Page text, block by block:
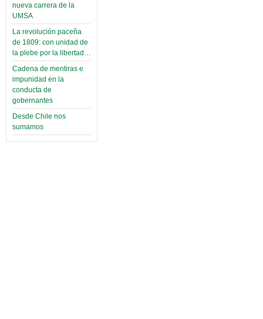
nueva carrera de la
UMSA
La revolución paceña
de 1809: con unidad de
la plebe por la libertad…
Cadena de mentiras e
impunidad en la
conducta de
gobernantes
Desde Chile nos
sumamos